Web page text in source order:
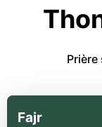
Fajr